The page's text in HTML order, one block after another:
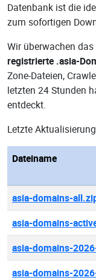
Datenbank ist die
zum sofortigen
Wir überwachen
registrierte .asia-
Zone-Dateien,
letzten 24 Stunden
entdeckt.
Letzte
Dateiname
asia-domains-
asia-domains-
asia-domains-
asia-domains-